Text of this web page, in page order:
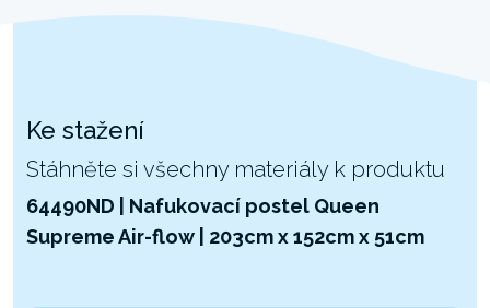
Ke stažení
Stáhněte si všechny materiály k produktu
64490ND | Nafukovací postel Queen
Supreme Air-flow | 203cm x 152cm x 51cm